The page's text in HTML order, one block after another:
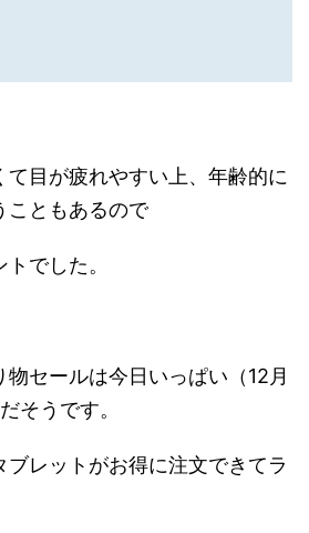
て目が疲れやすい上、年齢的に
こともあるので
でした。
セールは今日いっぱい（12月
そうです。
ブレットがお得に注文できてラ